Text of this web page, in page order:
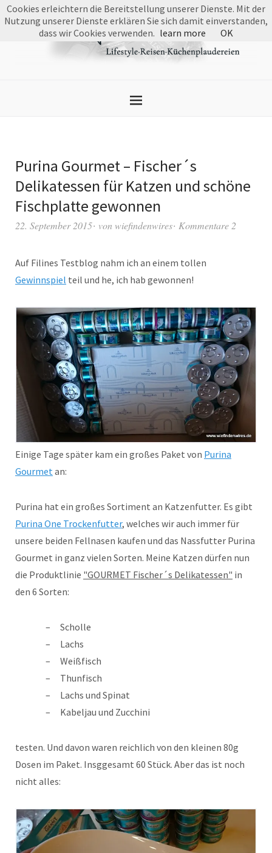
Purina Gourmet – Fischer´s
Delikatessen für Katzen und schöne
Fischplatte gewonnen
22. September 2015 von wiefindenwires Kommentare 2
Auf Filines Testblog nahm ich an einem tollen
Gewinnspiel teil und he, ich hab gewonnen!
Einige Tage später kam ein großes Paket von Purina
Gourmetan:
Purina hat ein großes Sortiment an Katzenfutter. Es gibt
Purina One Trockenfutter, welches wir auch immer für
unsere beiden Fellnasen kaufen und das Nassfutter Purina
Gourmet in ganz vielen Sorten. Meine Katzen dürfen nun
die Produktlinie "GOURMET Fischer´s Delikatessen" in
den 6 Sorten:
Scholle
Lachs
Weißfisch
Thunfisch
Lachs und Spinat
Kabeljau und Zucchini
testen. Und davon waren reichlich von den kleinen 80g
Dosen im Paket. Insggesamt 60 Stück. Aber das ist noch
nicht alles:
Cookies erleichtern die Bereitstellung unserer Dienste. Mit der
Nutzung unserer Dienste erklären Sie sich damit einverstanden,
dass wir Cookies verwenden. learn more OK